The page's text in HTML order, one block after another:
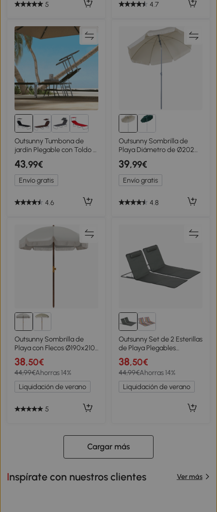
5 4.7
Outsunny Tumbona de
jardín Plegable con Toldo y
Respaldo Reclinable para
Jardín Terraza Acampada
187x58x36cm Negro
43,99€
Envío gratis
4.6
Outsunny Sombrilla de
Playa Diámetro de Ø202
cm con Techo Inclinable
Poste Desmontable y
Pincho Inferior para Jardín
Beige
39,99€
Envío gratis
4.8
Outsunny Sombrilla de
Playa con Flecos Ø190x210
cm con 8 Varillas Apertura
Manual Anti-UV
Impermeable y Bolsa de
Transporte Gris
38,50€
44,99€Ahorras 14%
Liquidación de verano
5
Outsunny Set de 2 Esterillas
de Playa Plegables
124x53x35-45 cm con
Respaldo Ajustable 5
Niveles y Reposacabezas
Esteras de Playa Portátil
Tela Oxford Acero con
38,50€
44,99€Ahorras 14%
Liquidación de verano
Cargar más
Inspírate con nuestros clientes Ver más